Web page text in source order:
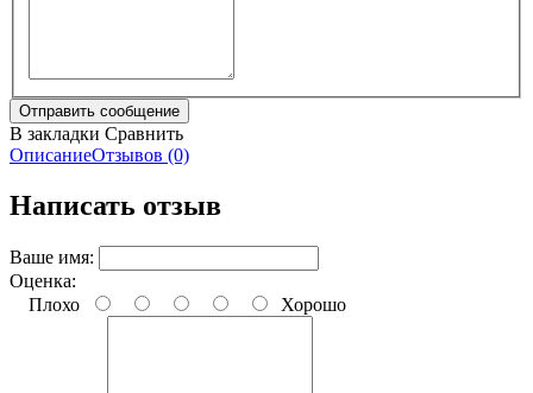
В закладки Сравнить
ОписаниеОтзывов (0)
Написать отзыв
Ваше имя:
Оценка:
Плохо
Хорошо